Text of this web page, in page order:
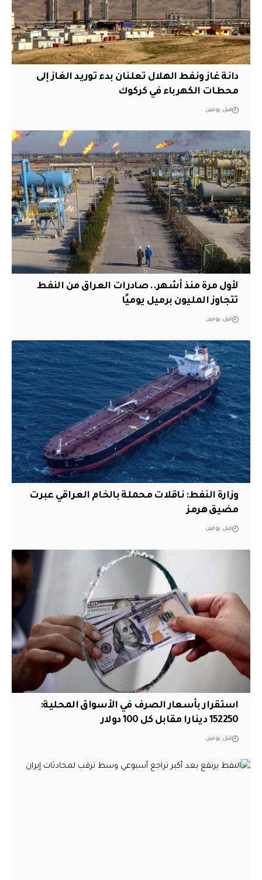
دانة غاز ونفط الهلال تعلنان بدء توريد الغاز إلى
محطات الكهرباء في كركوك
قبل يومين
لأول مرة منذ أشهر.. صادرات العراق من النفط
تتجاوز المليون برميل يوميًا
قبل يومين
وزارة النفط: ناقلات محملة بالخام العراقي عبرت
مضيق هرمز
قبل يومين
استقرار بأسعار الصرف في الأسواق المحلية:
152250 دينارا مقابل كل 100 دولار
قبل يومين